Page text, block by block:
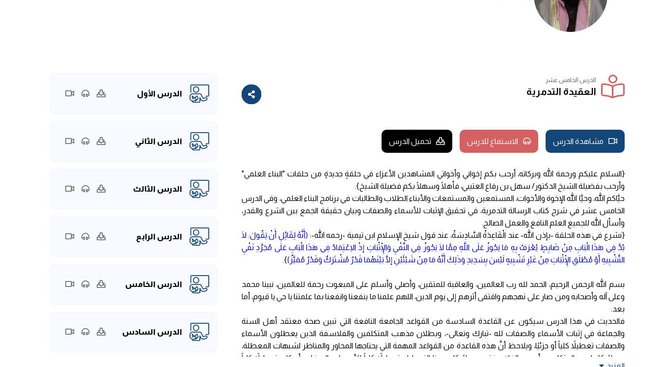
الدرس الخامس عشر
العقيدة التدمرية
مشاهدة الدرس الاستماع للدرس تحميل الدرس
{السلام عليكم ورحمة الله وبركاته، أرحب بكم إخواني وأخواتي المشاهدين الأعزاء في حلقةٍ جديدةٍ من حلقات "البناء العلمي"
وأرحب بفضيلة الشيخ الدكتور/ سهل بن رفاع العتيبي، فأهلًا وسهلًا بكم فضيلة الشيخ}.
حيَّاكم الله، وحيَّا الله الإخوة والأخوات، المستمعين والمستمعات والأبناء الطلاب والطالبات في برنامج البناء العلمي، وفي الدرس
الخامس عشر في شرح كتاب الرسالة التدمرية، في تحقيق الإثبات للأسماء والصفات وبيان حقيقة الجمع بين الشرع والقدر،
وأسأل الله للجميع العلم النافع والعمل الصالح.
{نشرع في هذه الحلقة -بإذن الله- عند الْقَاعِدَةُ السَّادِسَةُ، عند قول شيخ الإسلام ابن تيمية -رحمه الله-: (أَنَّهُ لِقَائِلِ أَنْ يَقُولَ: لَا
بُدَّ فِي هَذَا الْبَابِ مِنْ ضَابِطٍ يُعْرَفُ بِهِ مَا يَجُوزُ عَلَى اللَّهِ مِمَّا لَا يَجُوزُ فِي النَّفْيِ وَالْإِثْبَاتِ إذْ الِاعْتِمَادُ فِي هَذَا الْبَابِ عَلَى مُجَرَّدِ نَفْيِ
التَّشْبِيهِ أَوْ مُطْلَقِ الْإِثْبَاتِ مِنْ غَيْرِ تَشْبِيهٍ لَيْسَ بِسَدِيدِ وَذَلِكَ أَنَّهُ مَا مِنْ شَيْئَيْنِ إلَّا بَيْنَهُمَا قَدْرٌ مُشْتَرَكٌ وَقَدْرٌ مُمَيَّزٌ)}.
بسم الله الرحمن الرحيم، الحمد لله رب العالمين، والعاقبة للمتقين، وأصلي وأسلم على المبعوث رحمة للعالمين، نبينا محمد
وعلى آله وأصحابه ومن صار على نهجهم واقتفى أثرهم إلى يوم الدين، اللهم علمنا ما ينفعنا وانفعنا بما علمتنا يا حي يا قيوم، أما
بعد.
فالحديث في هذا الدرس سيكون عن القاعدة السادسة من القواعد الجامعة النافعة التي تبين صحة معتقد أهل السنة
والجماعة في إثبات الأسماء والصفات لله -تبارك وتعالى-، وبطلان مذهب المتكلمين والفلاسفة الذين يعطلون الأسماء
والصفات تعطيلاً كلياً أو جزئيًا، ويلاحظ أنَّ هذه القاعدة من القواعد المهمة التي يحتاجها المحاور والمناظر لشبهات المعطلة،
سواءً كانوا من المتكلمين أو من الفلاسفة، وسواءً كان هذا التعطيل تعطيلاً كلياً للأسماء والصفات أو كان تعطيلاً كلياً
الدرس الأول
الدرس الثاني
الدرس الثالث
الدرس الرابع
الدرس الخامس
الدرس السادس